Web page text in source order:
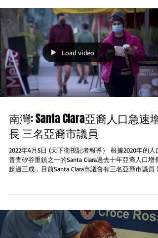
Load video
南灣: Santa Clara亞裔人口急速增
長 三名亞裔市議員
2022年4月5日 (天下衛視記者報導） 根據2020年的人口
普查矽谷重鎮之一的Santa Clara過去十年亞裔人口增長
超過三成，目前Santa Clara市議會有三名亞裔市議員